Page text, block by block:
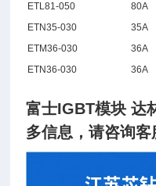
ETL81-050
80A
ETN35-030
35A
ETM36-030
36A
ETN36-030
36A
富士IGBT模块 达
多信息，请咨询客